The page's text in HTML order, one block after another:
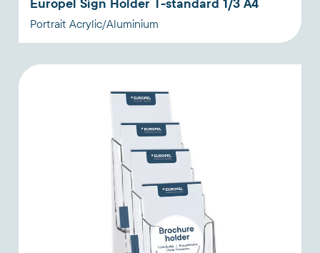
Europel Sign Holder T-standard 1/3 A4
Portrait Acrylic/Aluminium